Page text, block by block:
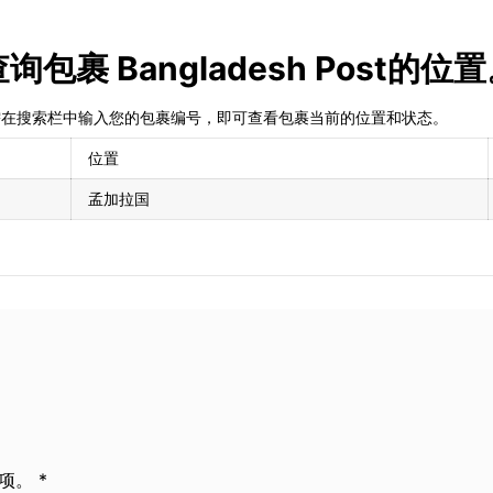
包裹 Bangladesh Post的位置
索栏中输入您的包裹编号，即可查看包裹当前的位置和状态。
位置
孟加拉国
。 *